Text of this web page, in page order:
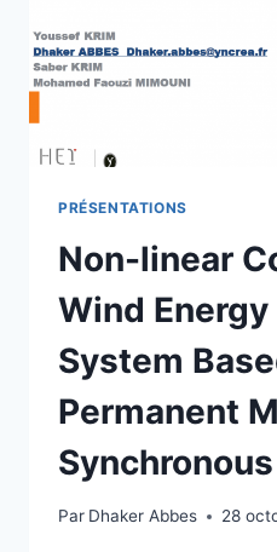
LIFESPAN,
AND
PRÉSENTATIONS
Non-linear
Wind
System
Permanent
Par Dhaker Abbes 28